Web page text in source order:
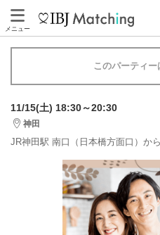
メニュー
このパーティ
11/15(土) 18:30～20:30
神田
JR神田駅 南口（日本橋方面口）か